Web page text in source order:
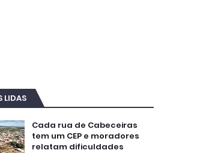
LIDAS
Cada rua de Cabeceiras
tem um CEP e moradores
relatam dificuldades